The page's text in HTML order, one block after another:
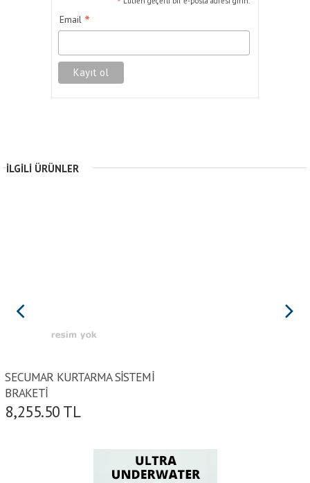
Email *
İLGILI ÜRÜNLER
SECUMAR KURTARMA SİSTEMİ
BRAKETİ
8,255.50 TL